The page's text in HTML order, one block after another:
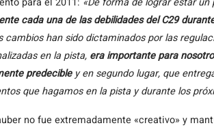
cada una de las debilidades del C29
cambios han sido dictaminados por las
en la pista, era importante para
predecible y en segundo lugar, que
que hagamos en la pista y durante los
no fue extremadamente «creativo» y